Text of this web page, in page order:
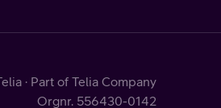
· Part of Telia Company
Orgnr. 556430-0142